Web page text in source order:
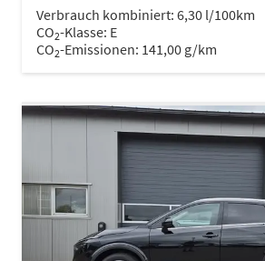
Verbrauch kombiniert: 6,30 l/100km
CO2-Klasse: E
CO2-Emissionen: 141,00 g/km